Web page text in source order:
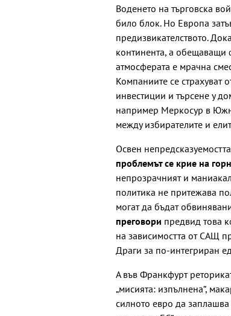
Воденето на търговска
било блок. Но Европа
предизвикателството.
континента, а обещаващи
атмосферата е мрачна
Компаниите се страхуват
инвестиции и търсене у
например Меркосур в
между избирателите и
Освен
проблемът се крие на
непрозрачният и
политика не притежава
могат да бъдат
преговори предвид това
на зависимостта от САЩ
Драги за по-интегриран
А във Франкфурт
„мисията: изпълнена“,
силното евро да